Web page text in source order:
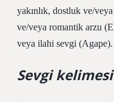
yakınlık, dostluk ve/
ve/veya romantik arzu
veya ilahi sevgi (Agape).
Sevgi